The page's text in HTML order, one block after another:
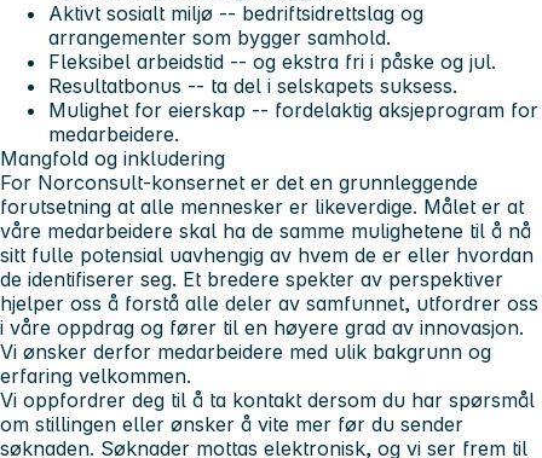
Aktivt sosialt miljø -- bedriftsidrettslag og
arrangementer som bygger samhold.
Fleksibel arbeidstid -- og ekstra fri i påske og jul.
Resultatbonus -- ta del i selskapets suksess.
Mulighet for eierskap -- fordelaktig aksjeprogram for
medarbeidere.
Mangfold og inkludering
For Norconsult-konsernet er det en grunnleggende
forutsetning at alle mennesker er likeverdige. Målet er at
våre medarbeidere skal ha de samme mulighetene til å nå
sitt fulle potensial uavhengig av hvem de er eller hvordan
de identifiserer seg. Et bredere spekter av perspektiver
hjelper oss å forstå alle deler av samfunnet, utfordrer oss
i våre oppdrag og fører til en høyere grad av innovasjon.
Vi ønsker derfor medarbeidere med ulik bakgrunn og
erfaring velkommen.
Vi oppfordrer deg til å ta kontakt dersom du har spørsmål
om stillingen eller ønsker å vite mer før du sender
søknaden. Søknader mottas elektronisk, og vi ser frem til